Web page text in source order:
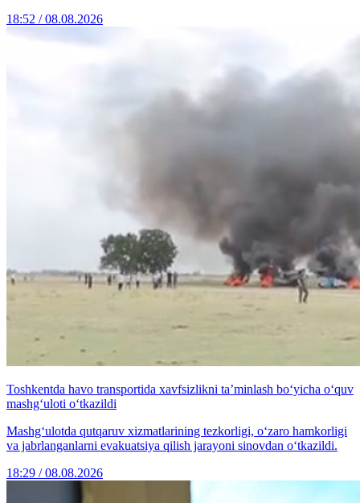
18:52 / 08.08.2026
Toshkentda havo transportida xavfsizlikni ta’minlash bo‘yicha o‘quv
mashg‘uloti o‘tkazildi
Mashg‘ulotda qutqaruv xizmatlarining tezkorligi, o‘zaro hamkorligi
va jabrlanganlarni evakuatsiya qilish jarayoni sinovdan o‘tkazildi.
18:29 / 08.08.2026